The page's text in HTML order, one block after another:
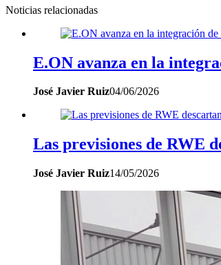
Noticias relacionadas
E.ON avanza en la
José Javier Ruiz04/06/2026
Las previsiones de RWE
José Javier Ruiz14/05/2026